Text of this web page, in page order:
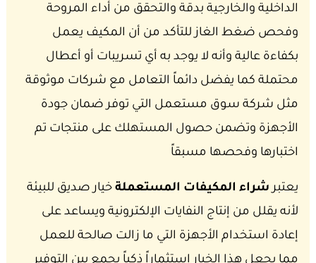
الداخلية والخارجية بدقة والتحقق من أداء المروحة
وفحص ضغط الغاز للتأكد من أن المكيف يعمل
بكفاءة عالية وأنه لا يوجد به أي تسريبات أو أعطال
محتملة كما يفضل دائماً التعامل مع شركات موثوقة
مثل شركة سوق مستعمل التي توفر ضمان جودة
الأجهزة وتضمن حصول المستهلك على منتجات تم
اختبارها وفحصها مسبقاً
يعتبرشراء المكيفات المستعملةخيار صديق للبيئة
لأنه يقلل من إنتاج النفايات الإلكترونية ويساعد على
إعادة استخدام الأجهزة التي ما زالت صالحة للعمل